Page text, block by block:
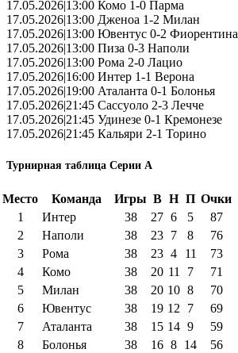
17.05.2026|13:00 Комо 1-0 Парма
17.05.2026|13:00 Дженоа 1-2 Милан
17.05.2026|13:00 Ювентус 0-2 Фиорентина
17.05.2026|13:00 Пиза 0-3 Наполи
17.05.2026|13:00 Рома 2-0 Лацио
17.05.2026|16:00 Интер 1-1 Верона
17.05.2026|19:00 Аталанта 0-1 Болонья
17.05.2026|21:45 Сассуоло 2-3 Лечче
17.05.2026|21:45 Удинезе 0-1 Кремонезе
17.05.2026|21:45 Кальяри 2-1 Торино
Турнирная таблица Серии А
Место Команда Игры В Н П Очки
1
Интер 38 27 6 5
87
2
Наполи 38 23 7 8
76
3
Рома 38 23 4 11
73
4
Комо 38 20 11 7
71
5
Милан 38 20 10 8
70
6
Ювентус 38 19 12 7
69
7
Аталанта 38 15 14 9
59
8
Болонья 38 16 8 14
56